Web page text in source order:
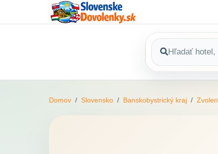
Domov Slovensko Banskobystrický kraj Zvolen